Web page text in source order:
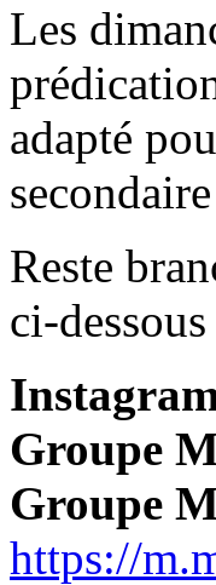
Les
adapté
Reste
ci-dessous
Groupe
Groupe
https://